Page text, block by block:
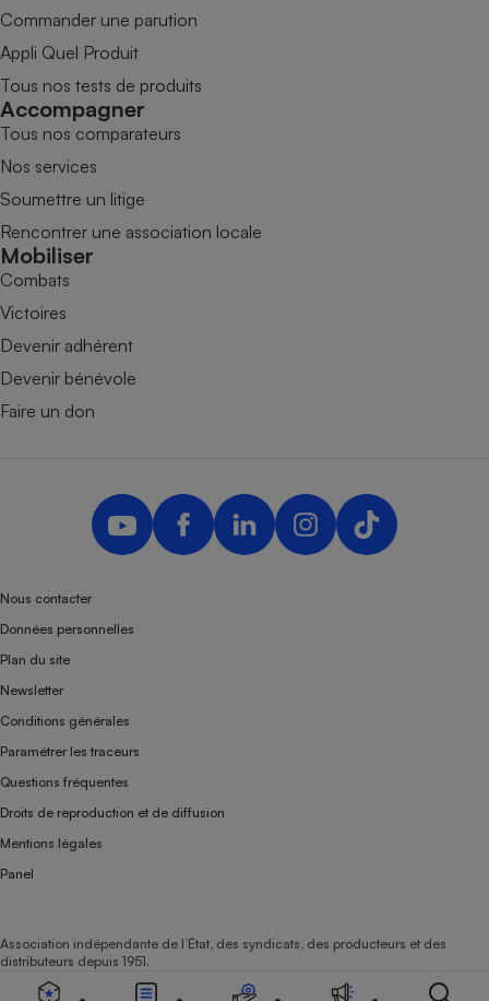
Commander une parution
Appli Quel Produit
Tous nos tests de produits
Accompagner
Tous nos comparateurs
Nos services
Soumettre un litige
Rencontrer une association locale
Mobiliser
Combats
Victoires
Devenir adhérent
Devenir bénévole
Faire un don
Nous contacter
Données personnelles
Plan du site
Newsletter
Conditions générales
Paramétrer les traceurs
Questions fréquentes
Droits de reproduction et de diffusion
Mentions légales
Panel
Association indépendante de l’État, des syndicats, des producteurs et des
distributeurs depuis 1951.